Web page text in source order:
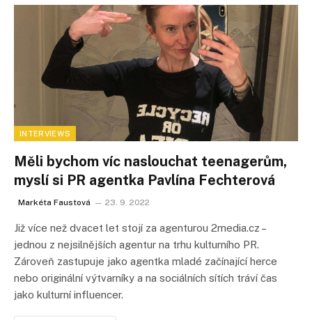
INTERVIEWS
Měli bychom víc naslouchat teenagerům,
myslí si PR agentka Pavlína Fechterová
Markéta Faustová 23. 9. 2022
Již více než dvacet let stojí za agenturou 2media.cz –
jednou z nejsilnějších agentur na trhu kulturního PR.
Zároveň zastupuje jako agentka mladé začínající herce
nebo originální výtvarníky a na sociálních sítích tráví čas
jako kulturní influencer.